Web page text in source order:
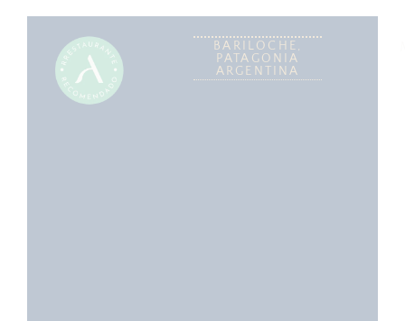
BARILOCHE,
PATAGONIA
ARGENTINA